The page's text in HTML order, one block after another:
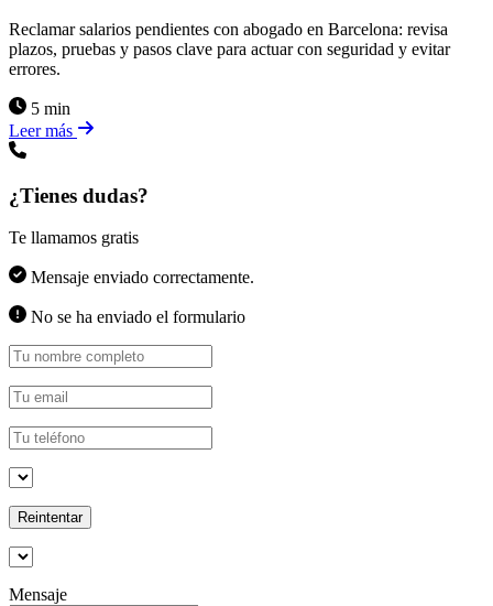
Reclamar salarios pendientes con abogado en Barcelona: revisa
plazos, pruebas y pasos clave para actuar con seguridad y evitar
errores.
5 min
Leer más
¿Tienes dudas?
Te llamamos gratis
Mensaje enviado correctamente.
No se ha enviado el formulario
Reintentar
Mensaje